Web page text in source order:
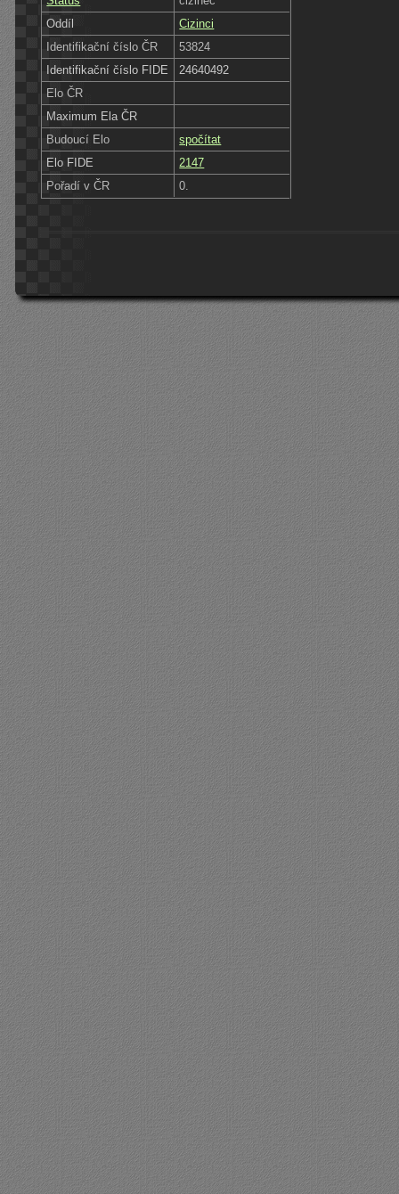
Oddíl
Cizinci
Identifikační číslo ČR
53824
Identifikační číslo FIDE
24640492
Elo ČR
Maximum Ela ČR
Budoucí Elo
spočítat
Elo FIDE
2147
Pořadí v ČR
0.